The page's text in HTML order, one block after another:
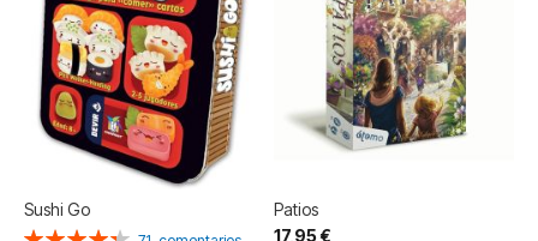
Sushi Go
Valoración:
Patios
17,95 €